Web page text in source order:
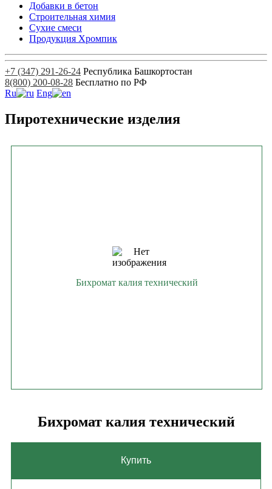
Добавки в бетон
Строительная химия
Сухие смеси
Продукция Хромпик
+7 (347) 291-26-24 Республика Башкортостан
8(800) 200-08-28 Бесплатно по РФ
Ru
Eng
Пиротехнические изделия
Бихромат калия технический
Бихромат калия технический
Купить